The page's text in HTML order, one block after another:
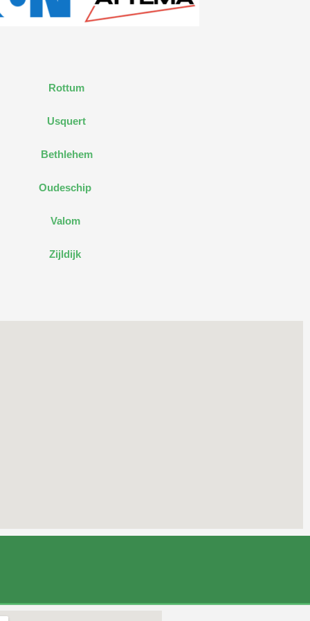
Rottum
Usquert
Bethlehem
Oudeschip
Valom
Zijldijk